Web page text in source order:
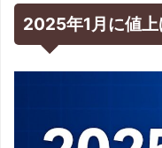
2025年1月に値上